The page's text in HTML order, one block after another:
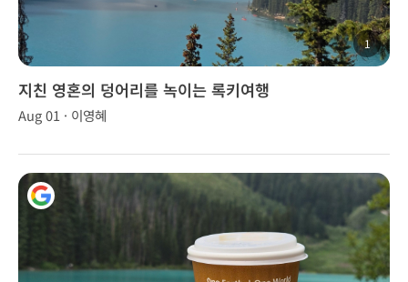
1
지친 영혼의 덩어리를 녹이는 록키여행
Aug 01 · 이영혜